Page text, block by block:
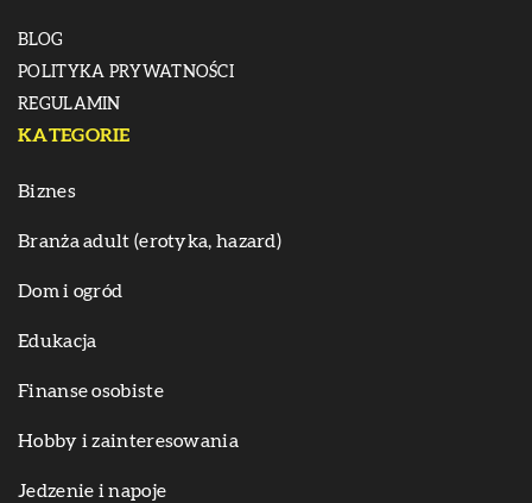
BLOG
POLITYKA PRYWATNOŚCI
REGULAMIN
KATEGORIE
Biznes
Branża adult (erotyka, hazard)
Dom i ogród
Edukacja
Finanse osobiste
Hobby i zainteresowania
Jedzenie i napoje